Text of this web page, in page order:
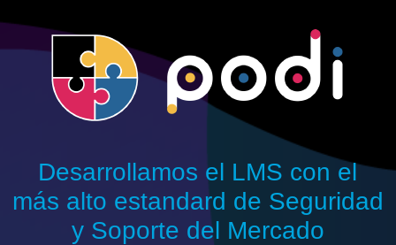
Desarrollamos el LMS con el
más alto estandard de Seguridad
y Soporte del Mercado